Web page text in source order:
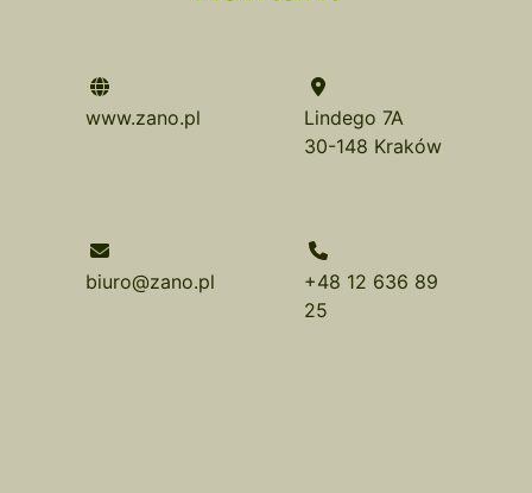
www.zano.pl
Lindego 7A
30-148 Kraków
biuro@zano.pl
+48 12 636 89
25